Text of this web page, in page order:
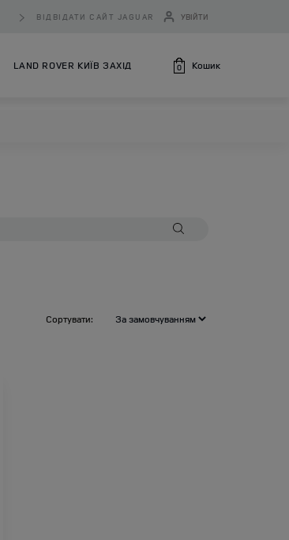
ВІДВІДАТИ САЙТ JAGUAR УВІЙТИ
LAND ROVER КИЇВ ЗАХІД 0 Кошик
Сортувати: